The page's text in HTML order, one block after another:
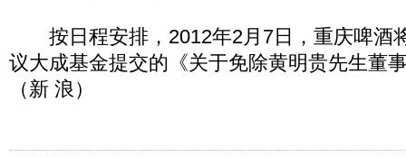
按日程安排，2012年2月7日，重庆啤酒
议大成基金提交的《关于免除黄明贵先生董
（新 浪）